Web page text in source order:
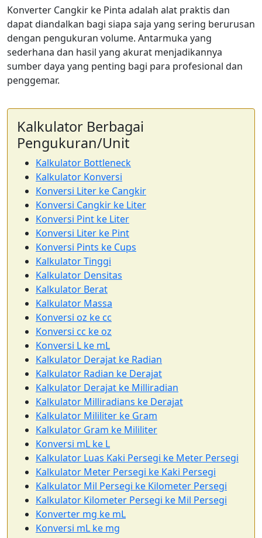
Konverter Cangkir ke Pinta adalah alat praktis dan
dapat diandalkan bagi siapa saja yang sering berurusan
dengan pengukuran volume. Antarmuka yang
sederhana dan hasil yang akurat menjadikannya
sumber daya yang penting bagi para profesional dan
penggemar.
Kalkulator Berbagai
Pengukuran/Unit
Kalkulator Bottleneck
Kalkulator Konversi
Konversi Liter ke Cangkir
Konversi Cangkir ke Liter
Konversi Pint ke Liter
Konversi Liter ke Pint
Konversi Pints ke Cups
Kalkulator Tinggi
Kalkulator Densitas
Kalkulator Berat
Kalkulator Massa
Konversi oz ke cc
Konversi cc ke oz
Konversi L ke mL
Kalkulator Derajat ke Radian
Kalkulator Radian ke Derajat
Kalkulator Derajat ke Milliradian
Kalkulator Milliradians ke Derajat
Kalkulator Mililiter ke Gram
Kalkulator Gram ke Mililiter
Konversi mL ke L
Kalkulator Luas Kaki Persegi ke Meter Persegi
Kalkulator Meter Persegi ke Kaki Persegi
Kalkulator Mil Persegi ke Kilometer Persegi
Kalkulator Kilometer Persegi ke Mil Persegi
Konverter mg ke mL
Konversi mL ke mg